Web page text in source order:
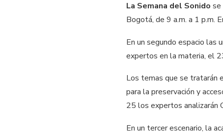
La Semana del Sonido se
Bogotá, de 9 a.m. a 1 p.m.
En un segundo espacio las
expertos en la materia, el
Los temas que se tratarán
para la preservación y
25 los expertos analizarán
En un tercer escenario, la